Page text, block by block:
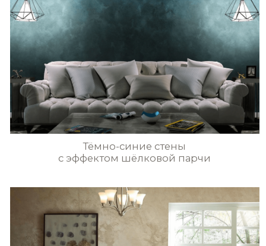
STE0183 STE0184
STE0186
МАТЕРИАЛЫ
ИДЕИ И ПРИМЕРЫ
ИНСТРУМЕНТЫ
МАГАЗИН
+7(952)799-66-88
@2023 ВСЕ ПРАВА ЗАЩИЩЕНЫ
РАЗРАБОТКА САЙТА
вся текстовая информация и графические изображения
находящиеся на сайте pratta-exclusive.ru, являются
pratta.exclusive@mail.ru